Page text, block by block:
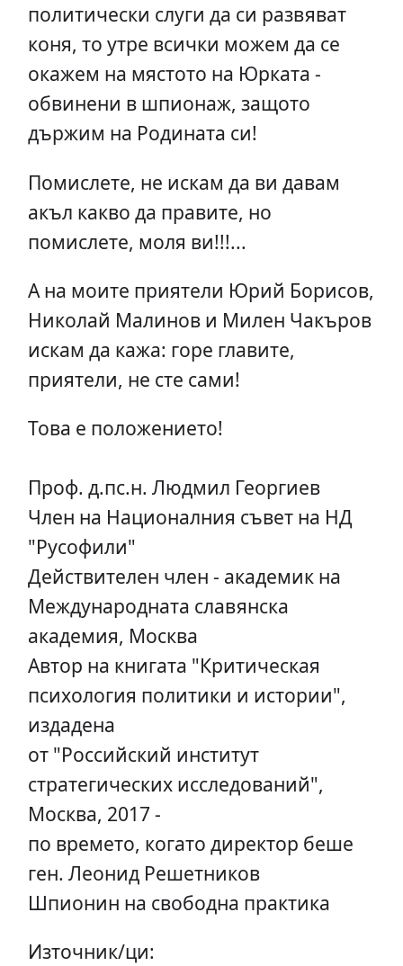
политически слуги да си развяват
коня, то утре всички можем да се
окажем на мястото на Юрката -
обвинени в шпионаж, защото
държим на Родината си!
Помислете, не искам да ви давам
акъл какво да правите, но
помислете, моля ви!!!...
А на моите приятели Юрий Борисов,
Николай Малинов и Милен Чакъров
искам да кажа: горе главите,
приятели, не сте сами!
Това е положението!
Проф. д.пс.н. Людмил Георгиев
Член на Националния съвет на НД
"Русофили"
Действителен член - академик на
Международната славянска
академия, Москва
Автор на книгата "Критическая
психология политики и истории",
издадена
от "Российский институт
стратегических исследований",
Москва, 2017 -
по времето, когато директор беше
ген. Леонид Решетников
Шпионин на свободна практика
Източник/ци: